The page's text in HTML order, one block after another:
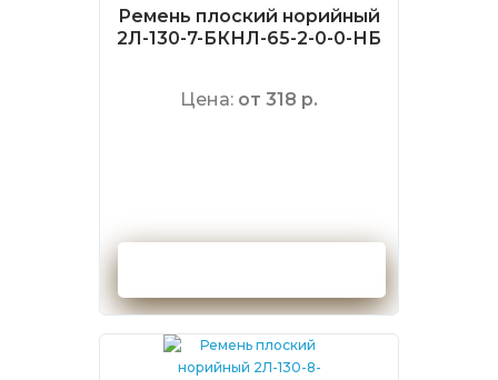
Ремень плоский норийный
2Л-130-7-БКНЛ-65-2-0-0-НБ
Цена: от 318 р.